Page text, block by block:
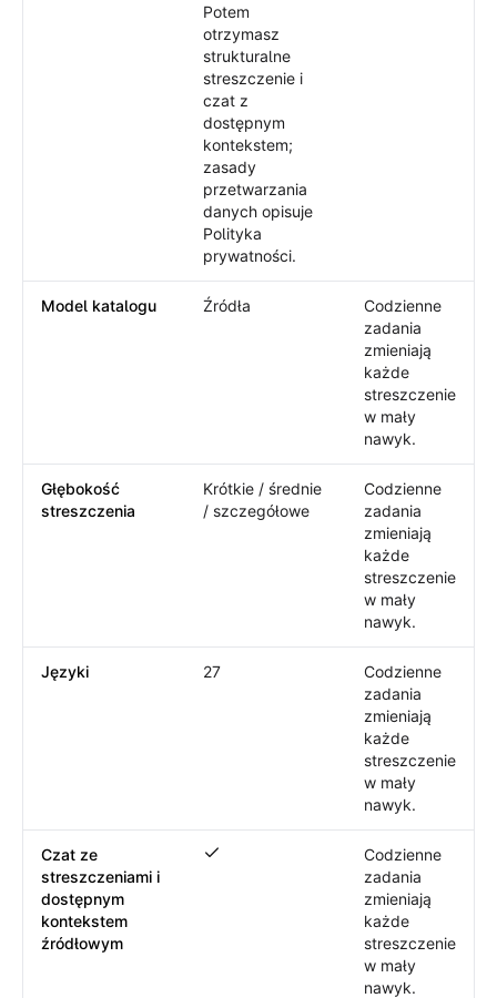
Potem
otrzymasz
strukturalne
streszczenie i
czat z
dostępnym
kontekstem;
zasady
przetwarzania
danych opisuje
Polityka
prywatności.
Model katalogu Źródła
Codzienne
zadania
zmieniają
każde
streszczenie
w mały
nawyk.
Głębokość
streszczenia
Krótkie / średnie
/ szczegółowe
Codzienne
zadania
zmieniają
każde
streszczenie
w mały
nawyk.
Języki 27
Codzienne
zadania
zmieniają
każde
streszczenie
w mały
nawyk.
Czat ze
streszczeniami i
dostępnym
kontekstem
źródłowym
Czat ze streszczeniami i dostępnym
Codzienne
zadania
zmieniają
każde
streszczenie
w mały
nawyk.